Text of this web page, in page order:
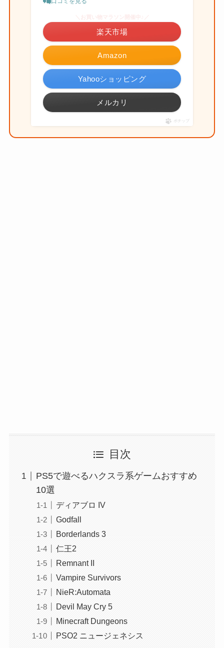
Amazon
楽天市場
Yahooショッピング
メルカリ
ポチップ
目次
PS5で遊べるハクスラ系ゲームおすすめ
10選
ディアブロ IV
Godfall
Borderlands 3
仁王2
Remnant II
Vampire Survivors
NieR:Automata
Devil May Cry 5
Minecraft Dungeons
PSO2 ニュージェネシス